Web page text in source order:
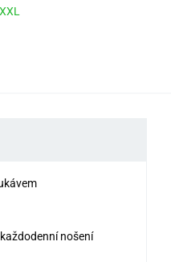
XXL
nošení